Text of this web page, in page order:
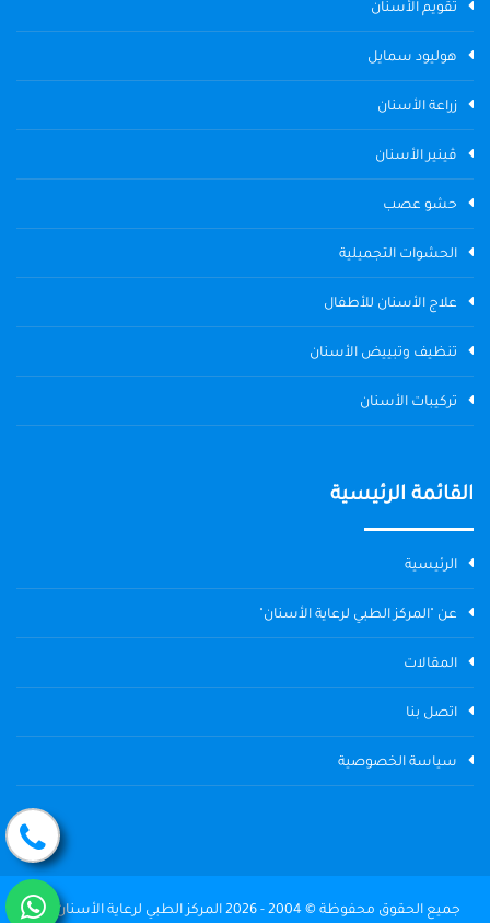
تقويم الأسنان
هوليود سمايل
زراعة الأسنان
ڤينير الأسنان
حشو عصب
الحشوات التجميلية
علاج الأسنان للأطفال
تنظيف وتبييض الأسنان
تركيبات الأسنان
القائمة الرئيسية
الرئيسية
عن "المركز الطبي لرعاية الأسنان"
المقالات
اتصل بنا
سياسة الخصوصية
جميع الحقوق محفوظة © 2004 - 2026 المركز الطبي لرعاية الأسنان The